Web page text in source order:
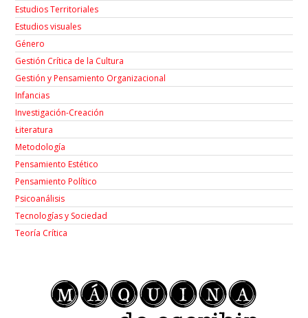
Estudios Territoriales
Estudios visuales
Género
Gestión Crítica de la Cultura
Gestión y Pensamiento Organizacional
Infancias
Investigación-Creación
Łiteratura
Metodología
Pensamiento Estético
Pensamiento Político
Psicoanálisis
Tecnologías y Sociedad
Teoría Crítica